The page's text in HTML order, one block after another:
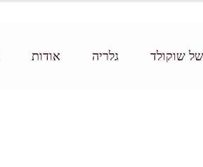
שוקולד גלריה אודות